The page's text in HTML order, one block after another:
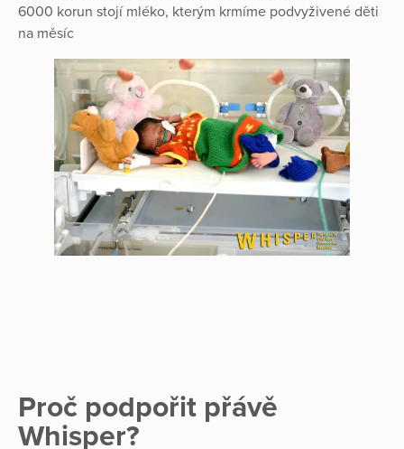
6000 korun stojí mléko, kterým krmíme podvyživené děti
na měsíc
Proč podpořit přávě
Whisper?